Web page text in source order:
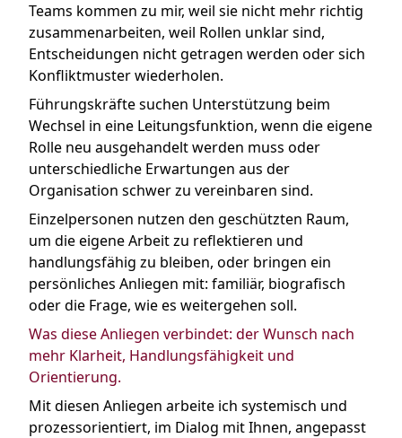
Teams kommen zu mir, weil sie nicht mehr richtig
zusammenarbeiten, weil Rollen unklar sind,
Entscheidungen nicht getragen werden oder sich
Konfliktmuster wiederholen.
Führungskräfte suchen Unterstützung beim
Wechsel in eine Leitungsfunktion, wenn die eigene
Rolle neu ausgehandelt werden muss oder
unterschiedliche Erwartungen aus der
Organisation schwer zu vereinbaren sind.
Einzelpersonen nutzen den geschützten Raum,
um die eigene Arbeit zu reflektieren und
handlungsfähig zu bleiben, oder bringen ein
persönliches Anliegen mit: familiär, biografisch
oder die Frage, wie es weitergehen soll.
Was diese Anliegen verbindet: der Wunsch nach
mehr Klarheit, Handlungsfähigkeit und
Orientierung.
Mit diesen Anliegen arbeite ich systemisch und
prozessorientiert, im Dialog mit Ihnen, angepasst